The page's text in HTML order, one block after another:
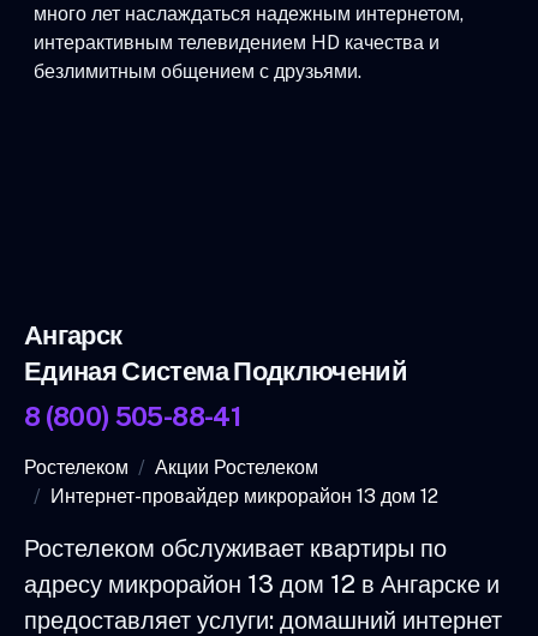
много лет наслаждаться надежным интернетом,
интерактивным телевидением HD качества и
безлимитным общением с друзьями.
Ангарск
Единая Система Подключений
8 (800) 505-88-41
Ростелеком
Акции Ростелеком
Интернет-провайдер микрорайон 13 дом 12
Ростелеком обслуживает квартиры по
адресу микрорайон 13 дом 12 в Ангарске и
предоставляет услуги: домашний интернет